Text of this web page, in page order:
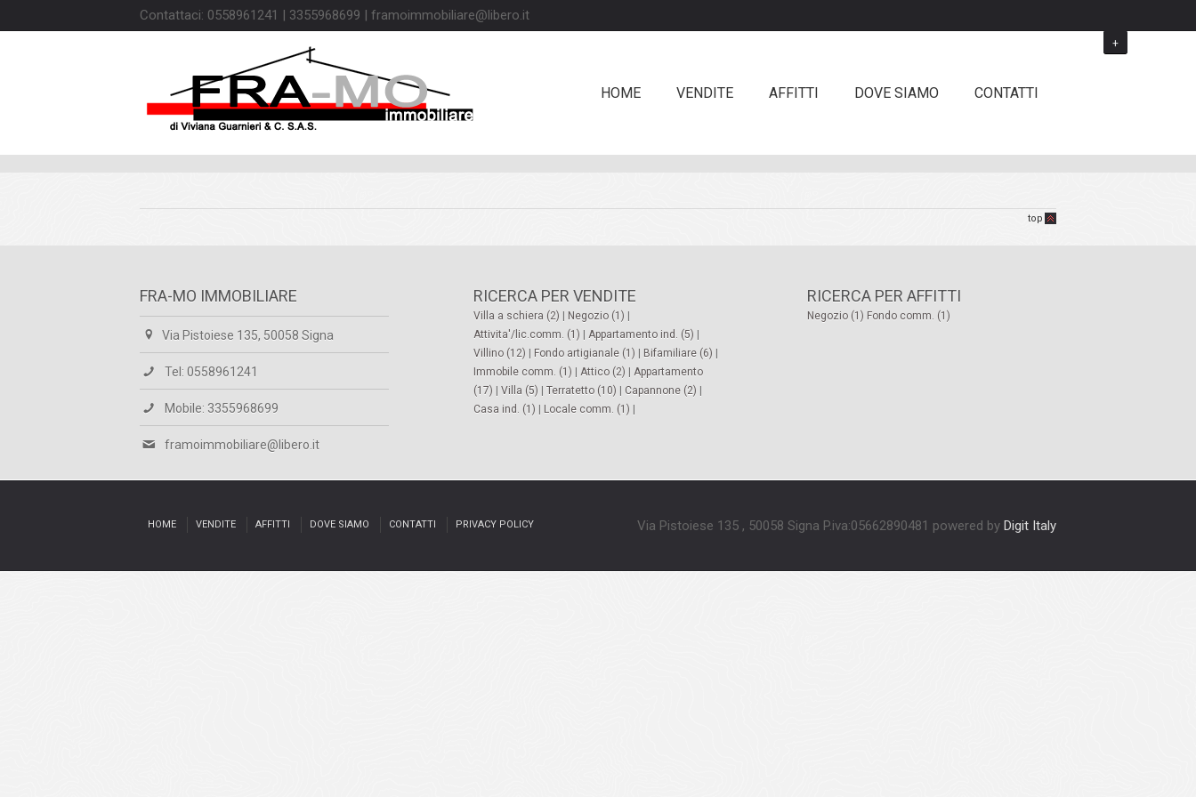
Contattaci: 0558961241 | 3355968699 | framoimmobiliare@libero.it
+
HOME VENDITE AFFITTI DOVE SIAMO CONTATTI
top
FRA-MO IMMOBILIARE
Via Pistoiese 135, 50058 Signa
Tel: 0558961241
Mobile: 3355968699
framoimmobiliare@libero.it
RICERCA PER VENDITE
Villa a schiera (2) Negozio (1)
Attivita'/lic.comm. (1)
Appartamento ind. (5)
Villino (12)
Fondo artigianale (1) Bifamiliare (6)
Immobile comm. (1)
Attico (2)
Appartamento
(17)
Villa (5) Terratetto (10) Capannone (2)
Casa ind. (1)
Locale comm. (1)
RICERCA PER AFFITTI
Negozio (1) Fondo comm. (1)
HOME VENDITE AFFITTI DOVE SIAMO CONTATTI PRIVACY POLICY Via Pistoiese 135 , 50058 Signa P.iva:05662890481 powered by Digit Italy